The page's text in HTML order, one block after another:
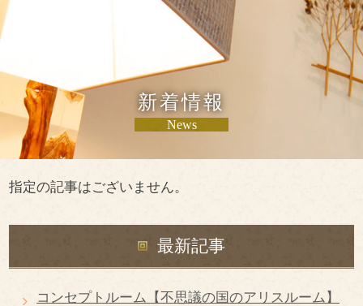
新着情報
News
指定の記事はございません。
最新記事
コンセプトルーム【不思議の国のアリスルーム】